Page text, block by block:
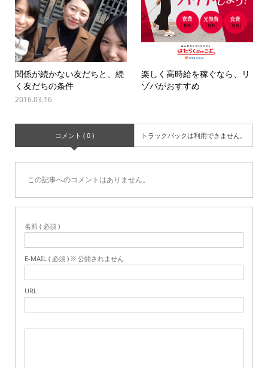
関係が続かない友だちと、続
く友だちの条件
2016.03.16
楽しく高時給を稼ぐなら、リ
ゾバがおすすめ
コメント ( 0 ) トラックバックは利用できません。
この記事へのコメントはありません。
名前 ( 必須 )
E-MAIL ( 必須 ) ※ 公開されません
URL